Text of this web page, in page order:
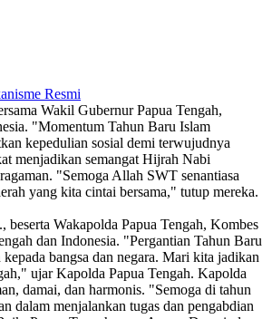
Resmi